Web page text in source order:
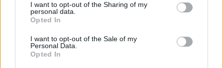
I want to opt-out of the Sharing of my
personal data.
Opted In
I want to opt-out of the Sale of my
Personal Data.
Opted In